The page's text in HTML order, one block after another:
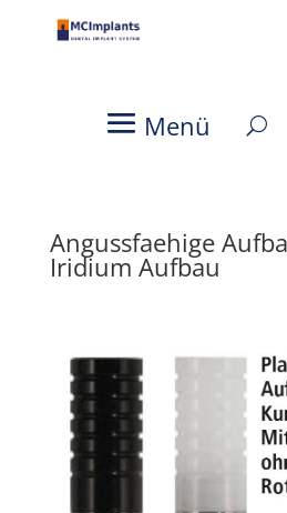
Menü
Angussfaehige
Iridium Aufbau